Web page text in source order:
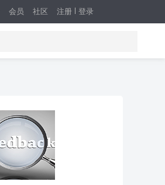
注册 登录
会员 社区